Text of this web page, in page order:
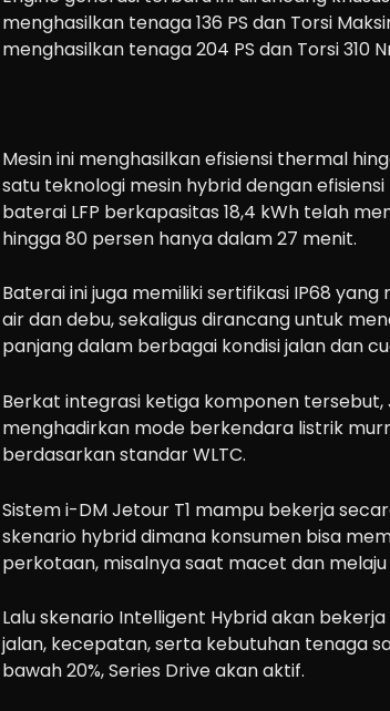
Cars
Motorcycle
Ride
n
Drive
Modification
Tips
Community
Accessories
Lifestyle
About
us
menghasilkan tenaga 136 PS dan Torsi
menghasilkan tenaga 204 PS dan Torsi 310
Mesin ini menghasilkan efisiensi thermal
satu teknologi mesin hybrid dengan
baterai LFP berkapasitas 18,4 kWh telah
hingga 80 persen hanya dalam 27 menit.
Baterai ini juga memiliki sertifikasi IP68
air dan debu, sekaligus dirancang untuk
panjang dalam berbagai kondisi jalan dan
Berkat integrasi ketiga komponen tersebut,
menghadirkan mode berkendara listrik
berdasarkan standar WLTC.
Sistem i-DM Jetour T1 mampu bekerja
skenario hybrid dimana konsumen bisa
perkotaan, misalnya saat macet dan
Lalu skenario Intelligent Hybrid akan
jalan, kecepatan, serta kebutuhan tenaga
bawah 20%, Series Drive akan aktif.